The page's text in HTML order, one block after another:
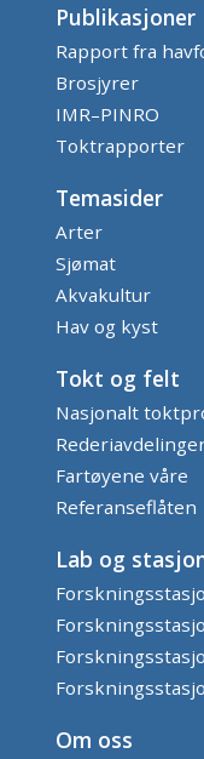
Publikasjoner
Rapport fra
Brosjyrer
IMR–PINRO
Toktrapporter
Temasider
Arter
Sjømat
Akvakultur
Hav og kyst
Tokt og felt
Nasjonalt
Fartøyene våre
Referanseflåten
Lab og
Om oss